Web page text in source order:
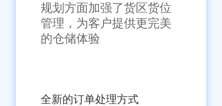
规划方面加强了货区货位
管理，为客户提供更完美
的仓储体验
全新的订单处理方式